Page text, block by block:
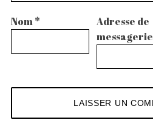
Nom*
Adresse de
messagerie